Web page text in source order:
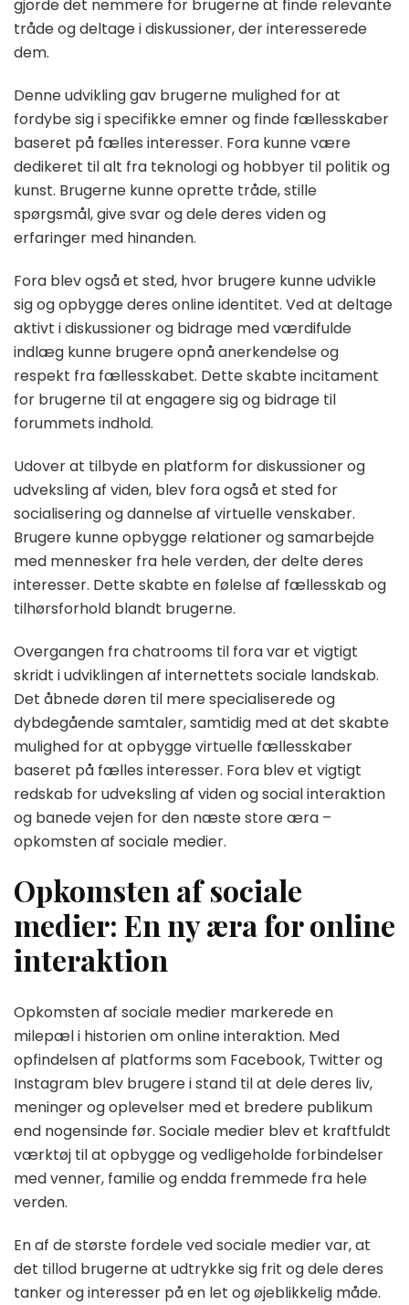
gjorde det nemmere for brugerne at finde relevante
tråde og deltage i diskussioner, der interesserede
dem.
Denne udvikling gav brugerne mulighed for at
fordybe sig i specifikke emner og finde fællesskaber
baseret på fælles interesser. Fora kunne være
dedikeret til alt fra teknologi og hobbyer til politik og
kunst. Brugerne kunne oprette tråde, stille
spørgsmål, give svar og dele deres viden og
erfaringer med hinanden.
Fora blev også et sted, hvor brugere kunne udvikle
sig og opbygge deres online identitet. Ved at deltage
aktivt i diskussioner og bidrage med værdifulde
indlæg kunne brugere opnå anerkendelse og
respekt fra fællesskabet. Dette skabte incitament
for brugerne til at engagere sig og bidrage til
forummets indhold.
Udover at tilbyde en platform for diskussioner og
udveksling af viden, blev fora også et sted for
socialisering og dannelse af virtuelle venskaber.
Brugere kunne opbygge relationer og samarbejde
med mennesker fra hele verden, der delte deres
interesser. Dette skabte en følelse af fællesskab og
tilhørsforhold blandt brugerne.
Overgangen fra chatrooms til fora var et vigtigt
skridt i udviklingen af internettets sociale landskab.
Det åbnede døren til mere specialiserede og
dybdegående samtaler, samtidig med at det skabte
mulighed for at opbygge virtuelle fællesskaber
baseret på fælles interesser. Fora blev et vigtigt
redskab for udveksling af viden og social interaktion
og banede vejen for den næste store æra –
opkomsten af sociale medier.
Opkomsten af sociale
medier: En ny æra for online
interaktion
Opkomsten af sociale medier markerede en
milepæl i historien om online interaktion. Med
opfindelsen af platforms som Facebook, Twitter og
Instagram blev brugere i stand til at dele deres liv,
meninger og oplevelser med et bredere publikum
end nogensinde før. Sociale medier blev et kraftfuldt
værktøj til at opbygge og vedligeholde forbindelser
med venner, familie og endda fremmede fra hele
verden.
En af de største fordele ved sociale medier var, at
det tillod brugerne at udtrykke sig frit og dele deres
tanker og interesser på en let og øjeblikkelig måde.